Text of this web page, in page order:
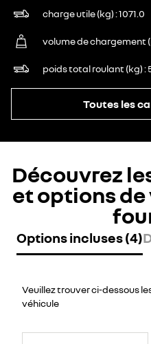
charge utile (kg) 1071.0
volume de chargement
poids total roulant (kg)
Toutes les
Découvrez
et options de
Options incluses (4)
Veuillez trouver ci-dessous
véhicule